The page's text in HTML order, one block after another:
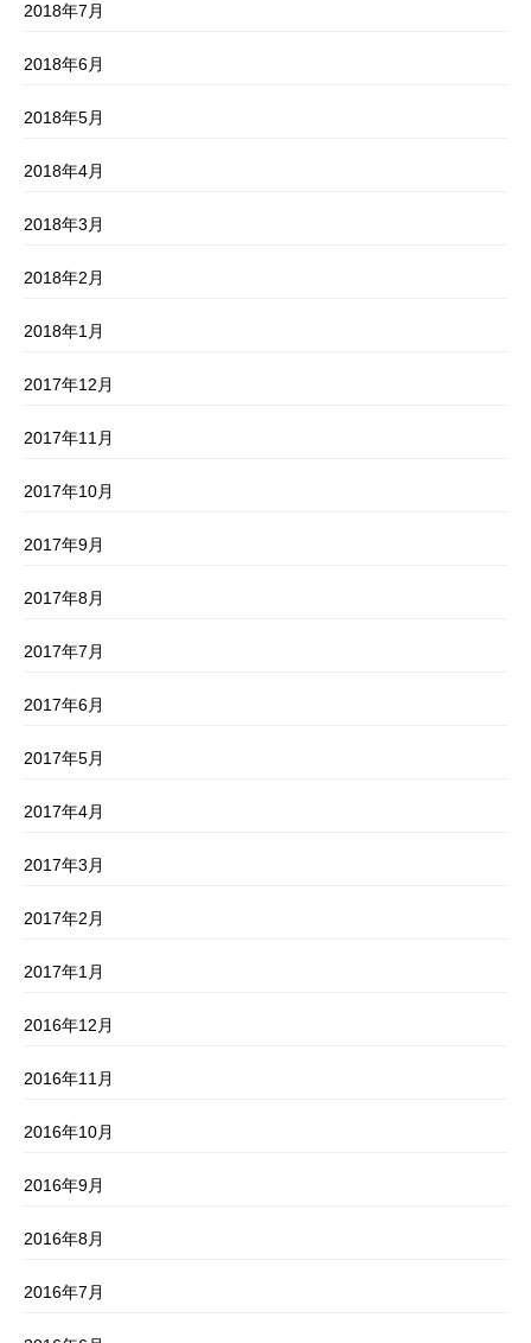
2018年7月
2018年6月
2018年5月
2018年4月
2018年3月
2018年2月
2018年1月
2017年12月
2017年11月
2017年10月
2017年9月
2017年8月
2017年7月
2017年6月
2017年5月
2017年4月
2017年3月
2017年2月
2017年1月
2016年12月
2016年11月
2016年10月
2016年9月
2016年8月
2016年7月